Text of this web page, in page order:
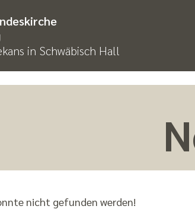
in Schwäbisch Hall
nicht gefunden werden!